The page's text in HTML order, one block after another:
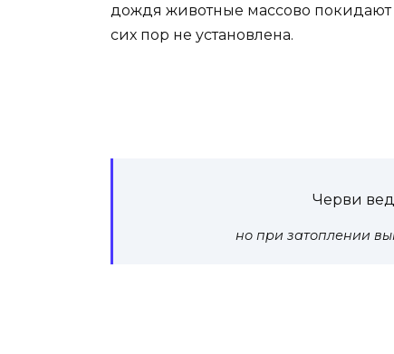
дождя животные массово
сих пор не установлена.
Черви
но при затоплении